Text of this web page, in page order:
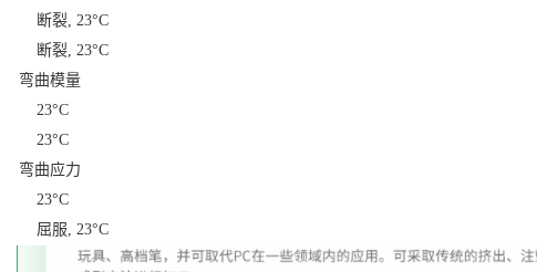
断裂, 23°C
断裂, 23°C
弯曲模量
23°C
23°C
弯曲应力
23°C
屈服, 23°C